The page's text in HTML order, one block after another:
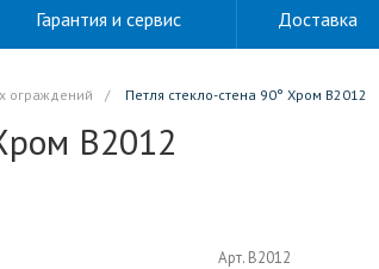
Гарантия и сервис Доставка
ограждений / Петля стекло-стена 90° Хром B2012
B2012
Арт. B2012